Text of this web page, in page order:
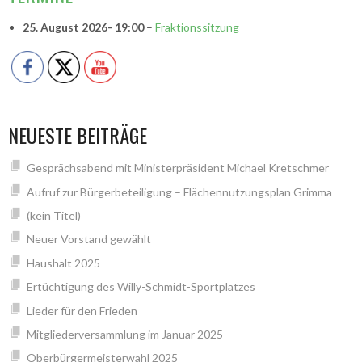
25. August 2026- 19:00– Fraktionssitzung
NEUESTE BEITRÄGE
Gesprächsabend mit Ministerpräsident Michael Kretschmer
Aufruf zur Bürgerbeteiligung – Flächennutzungsplan Grimma
(kein Titel)
Neuer Vorstand gewählt
Haushalt 2025
Ertüchtigung des Willy-Schmidt-Sportplatzes
Lieder für den Frieden
Mitgliederversammlung im Januar 2025
Oberbürgermeisterwahl 2025